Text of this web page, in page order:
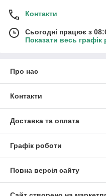
Контакти
Сьогодні працює з
Показати весь графік
Про нас
Контакти
Доставка та оплата
Графік роботи
Повна версія сайту